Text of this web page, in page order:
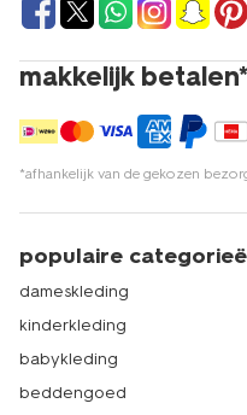
makkelijk betalen*
*afhankelijk van de gekozen
populaire
dameskleding
kinderkleding
babykleding
beddengoed